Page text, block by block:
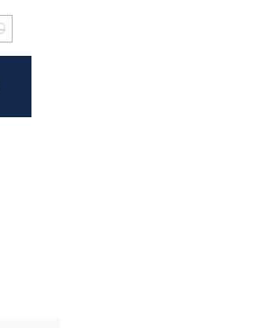
Option ist zurzeit nicht verfügbar.)